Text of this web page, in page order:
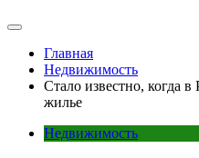
Главная
Недвижимость
Стало известно, когда
жилье
Недвижимость